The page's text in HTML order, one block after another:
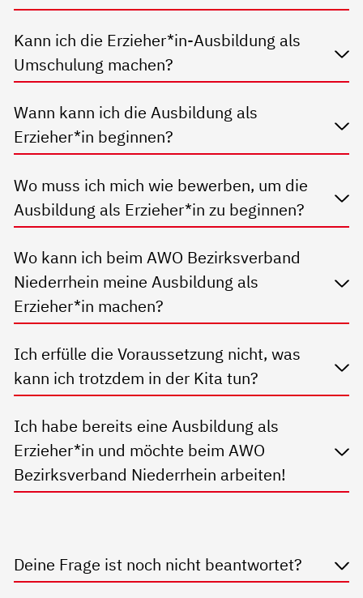
Kann ich die Erzieher*in-Ausbildung als
Umschulung machen?
Wann kann ich die Ausbildung als
Erzieher*in beginnen?
Wo muss ich mich wie bewerben, um die
Ausbildung als Erzieher*in zu beginnen?
Wo kann ich beim AWO Bezirksverband
Niederrhein meine Ausbildung als
Erzieher*in machen?
Ich erfülle die Voraussetzung nicht, was
kann ich trotzdem in der Kita tun?
Ich habe bereits eine Ausbildung als
Erzieher*in und möchte beim AWO
Bezirksverband Niederrhein arbeiten!
Deine Frage ist noch nicht beantwortet?